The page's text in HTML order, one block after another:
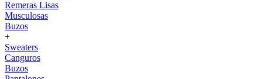
Remeras Lisas
Musculosas
Buzos
+
Sweaters
Canguros
Buzos